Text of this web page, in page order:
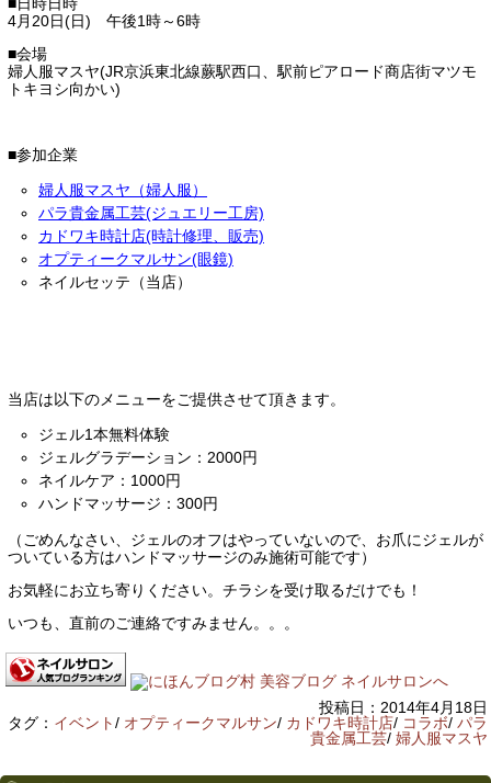
■日時日時
4月20日(日) 午後1時～6時
■会場
婦人服マスヤ(JR京浜東北線蕨駅西口、駅前ピアロード商店街マツモ
トキヨシ向かい)
■参加企業
婦人服マスヤ（婦人服）
パラ貴金属工芸(ジュエリー工房)
カドワキ時計店(時計修理、販売)
オプティークマルサン(眼鏡)
ネイルセッテ（当店）
当店は以下のメニューをご提供させて頂きます。
ジェル1本無料体験
ジェルグラデーション：2000円
ネイルケア：1000円
ハンドマッサージ：300円
（ごめんなさい、ジェルのオフはやっていないので、お爪にジェルが
ついている方はハンドマッサージのみ施術可能です）
お気軽にお立ち寄りください。チラシを受け取るだけでも！
いつも、直前のご連絡ですみません。。。
投稿日：2014年4月18日
タグ： イベント/ オプティークマルサン/ カドワキ時計店/ コラボ/ パラ
貴金属工芸/ 婦人服マスヤ